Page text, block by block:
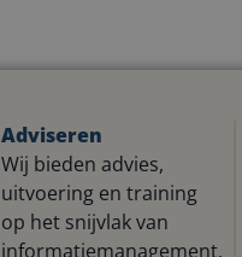
Adviseren
Wij bieden advies,
uitvoering en training
op het snijvlak van
informatiemanagement,